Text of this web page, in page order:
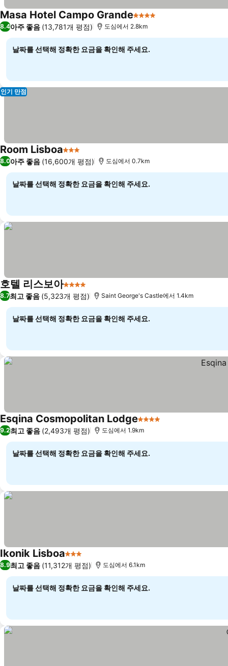
Masa Hotel Campo Grande4 성급
8.4아주 좋음 (13,781개 평점) 도심에서 2.8km
날짜를 선택해 정확한 요금을 확인해 주세요.
인기 만점
Room Lisboa3 성급
8.0아주 좋음 (16,600개 평점) 도심에서 0.7km
날짜를 선택해 정확한 요금을 확인해 주세요.
호텔 리스보아4 성급
8.7최고 좋음 (5,323개 평점) Saint George's Castle에서 1.4km
날짜를 선택해 정확한 요금을 확인해 주세요.
Esqina Cosmopolitan Lodge4 성급
9.2최고 좋음 (2,493개 평점) 도심에서 1.9km
날짜를 선택해 정확한 요금을 확인해 주세요.
Ikonik Lisboa3 성급
8.9최고 좋음 (11,312개 평점) 도심에서 6.1km
날짜를 선택해 정확한 요금을 확인해 주세요.